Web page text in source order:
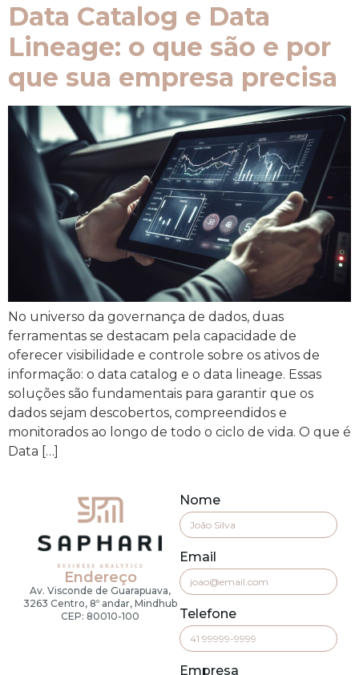
Data Catalog e Data
Lineage: o que são e por
que sua empresa precisa
No universo da governança de dados, duas
ferramentas se destacam pela capacidade de
oferecer visibilidade e controle sobre os ativos de
informação: o data catalog e o data lineage. Essas
soluções são fundamentais para garantir que os
dados sejam descobertos, compreendidos e
monitorados ao longo de todo o ciclo de vida. O que é
Data […]
Endereço
Av. Visconde de Guarapuava,
3263 Centro, 8º andar, Mindhub
CEP: 80010-100
Nome
Email
Telefone
Empresa